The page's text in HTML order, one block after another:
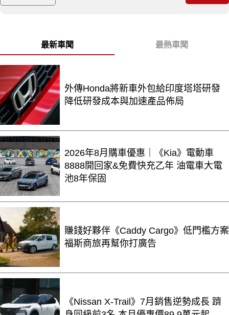
最新車聞 最熱車聞
外傳Honda將新車外包給印度塔塔研發
降低研發成本與加速產品佈局
2026年8月購車優惠｜《Kia》電動車
8888開回家&免費快充乙年 油電車大電
池8年保固
賺錢好夥伴《Caddy Cargo》低門檻方案
福斯商旅再幫你打廣告
《Nissan X-Trail》7月銷售逆勢成長 躋